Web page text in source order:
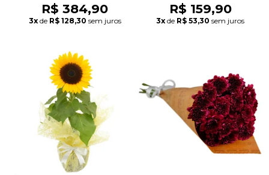
R$ 384,90
3x de R$ 128,30 sem juros
R$ 159,90
3x de R$ 53,30 sem juros